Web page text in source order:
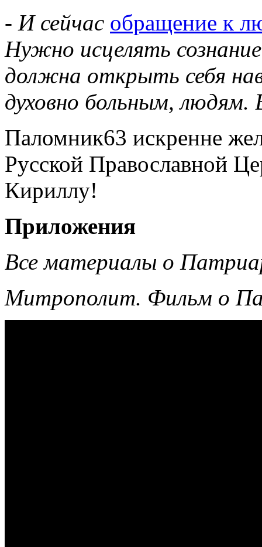
- И сейчас обращение к
Нужно исцелять
должна открыть себя
духовно больным,
Паломник63 искренне
Русской Православной
Кириллу!
Приложения
Все материалы о
Митрополит. Фильм о